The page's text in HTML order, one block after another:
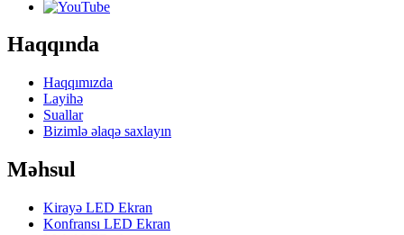
Haqqında
Haqqımızda
Layihə
Suallar
Bizimlə əlaqə saxlayın
Məhsul
Kirayə LED Ekran
Konfransı LED Ekran